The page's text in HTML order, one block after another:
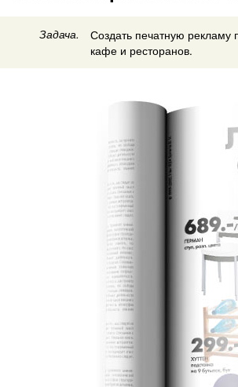
Задача.
Создать печатную
кафе и ресторанов.